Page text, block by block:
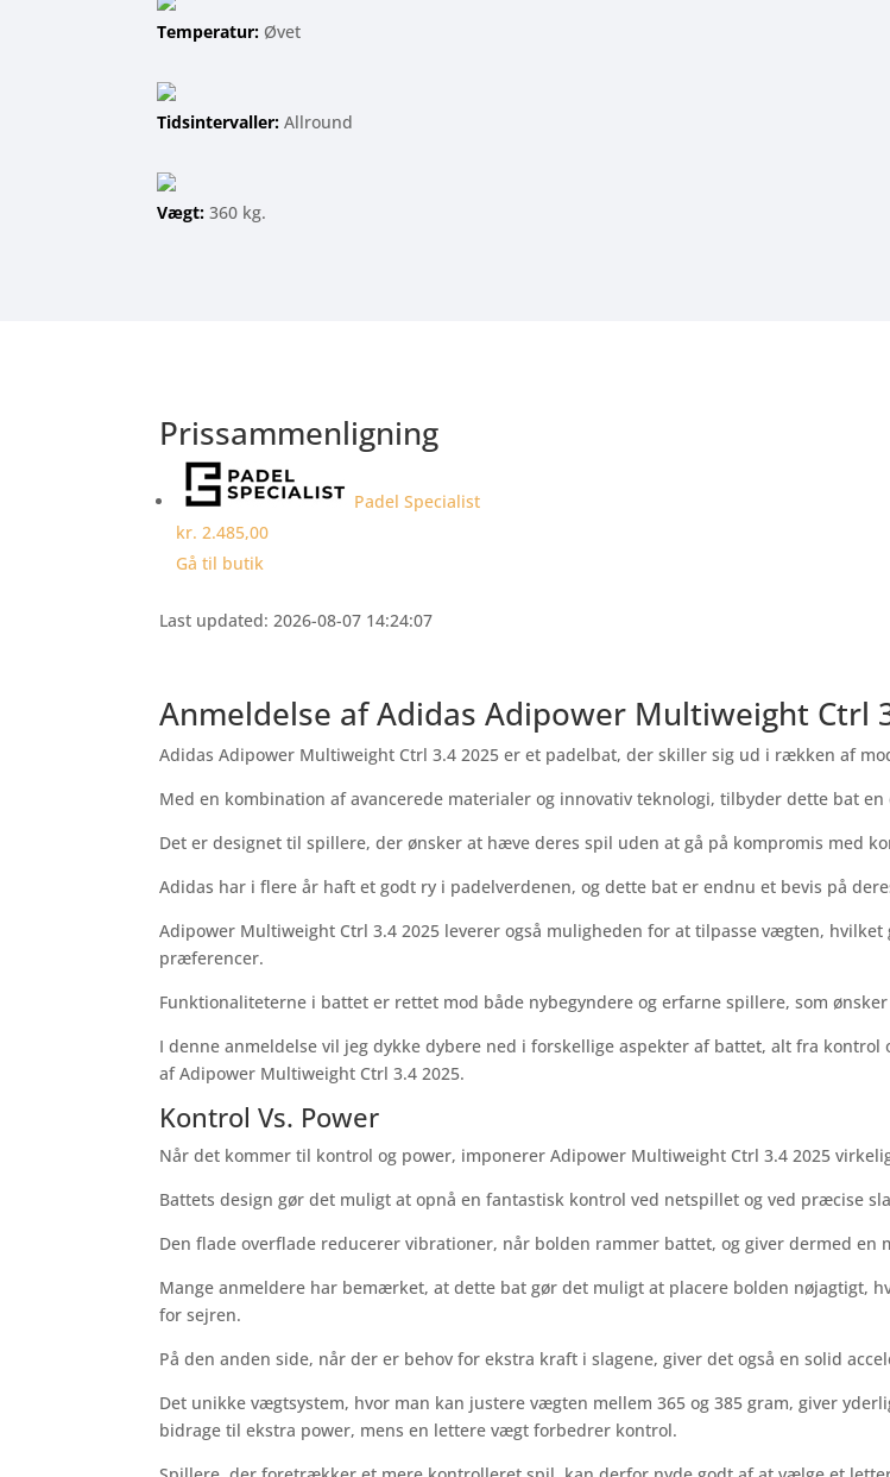
Temperatur: Øvet
Tidsintervaller: Allround
Vægt: 360 kg.
Prissammenligning
Padel Specialist
kr. 2.485,00
Gå til butik
Last updated: 2026-08-07 14:24:07
Anmeldelse af Adidas Adipower Multiweight Ctrl
Adidas Adipower Multiweight Ctrl 3.4 2025 er et padelbat, der skiller sig ud i rækken af
Med en kombination af avancerede materialer og innovativ teknologi, tilbyder dette bat
Det er designet til spillere, der ønsker at hæve deres spil uden at gå på kompromis med
Adidas har i flere år haft et godt ry i padelverdenen, og dette bat er endnu et bevis på
Adipower Multiweight Ctrl 3.4 2025 leverer også muligheden for at tilpasse vægten,
præferencer.
Funktionaliteterne i battet er rettet mod både nybegyndere og erfarne spillere, som
I denne anmeldelse vil jeg dykke dybere ned i forskellige aspekter af battet, alt fra
af Adipower Multiweight Ctrl 3.4 2025.
Kontrol Vs. Power
Når det kommer til kontrol og power, imponerer Adipower Multiweight Ctrl 3.4 2025
Battets design gør det muligt at opnå en fantastisk kontrol ved netspillet og ved præcise
Den flade overflade reducerer vibrationer, når bolden rammer battet, og giver dermed en
Mange anmeldere har bemærket, at dette bat gør det muligt at placere bolden nøjagtigt,
for sejren.
På den anden side, når der er behov for ekstra kraft i slagene, giver det også en solid
Det unikke vægtsystem, hvor man kan justere vægten mellem 365 og 385 gram, giver
bidrage til ekstra power, mens en lettere vægt forbedrer kontrol.